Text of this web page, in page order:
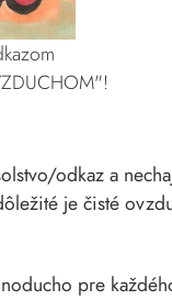
odkaz a
je čisté
pre